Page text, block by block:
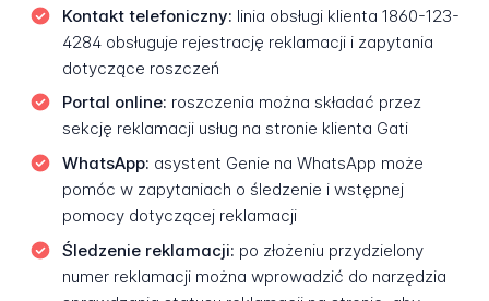
Kontakt telefoniczny: linia obsługi klienta 1860-123-
4284 obsługuje rejestrację reklamacji i zapytania
dotyczące roszczeń
Portal online: roszczenia można składać przez
sekcję reklamacji usług na stronie klienta Gati
WhatsApp: asystent Genie na WhatsApp może
pomóc w zapytaniach o śledzenie i wstępnej
pomocy dotyczącej reklamacji
Śledzenie reklamacji: po złożeniu przydzielony
numer reklamacji można wprowadzić do narzędzia